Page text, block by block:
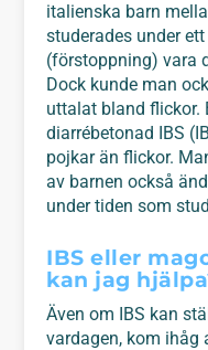
italienska barn
studerades under
(förstoppning) vara
Dock kunde man
uttalat bland flickor.
diarrébetonad IBS
pojkar än flickor.
av barnen också
under tiden som
IBS eller
kan jag
Även om IBS kan
vardagen, kom ihåg